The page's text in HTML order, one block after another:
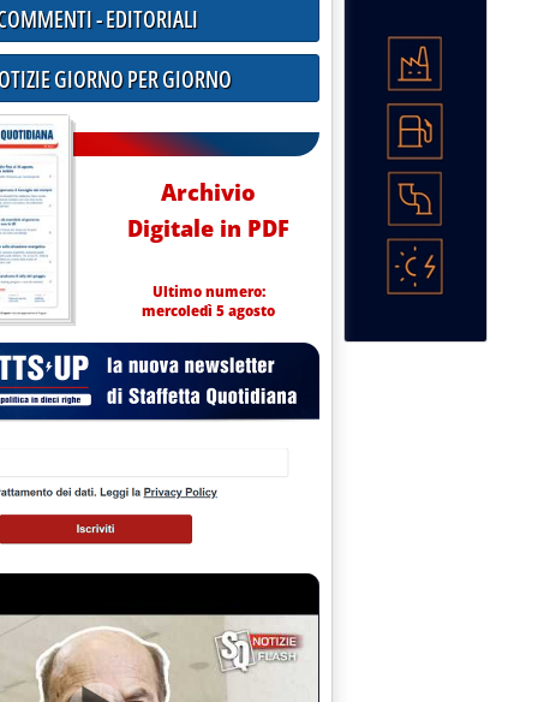
- EDITORIALI
GIORNO PER GIORNO
Archivio
Digitale in PDF
Ultimo numero:
mercoledì 5 agosto